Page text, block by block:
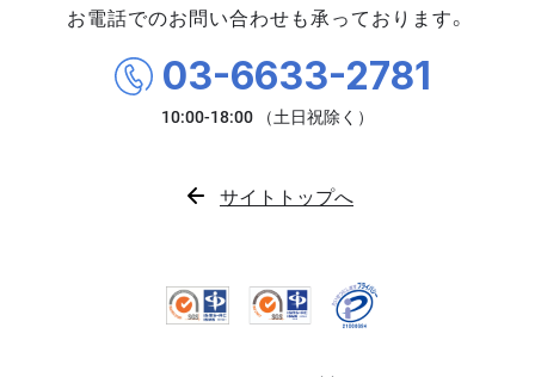
お電話でのお問い合わせも承っております。
03-6633-2781
サイトトップへ